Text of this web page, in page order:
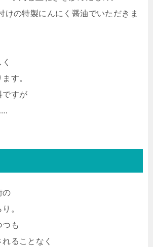
の特製にんにく醤油でいただきま
す。
ですが
の
。
も
ることなく